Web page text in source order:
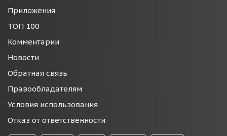
Приложения
ТОП 100
Комментарии
Новости
Обратная связь
Правообладателям
Условия использования
Отказ от ответственности